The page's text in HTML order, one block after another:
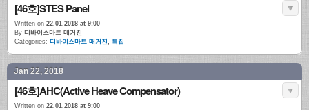
[46호]STES Panel
Written on 22.01.2018 at 9:00
By 디바이스마트 매거진
Categories: 디바이스마트 매거진, 특집
Jan 22, 2018
[46호]AHC(Active Heave Compensator)
Written on 22.01.2018 at 9:00